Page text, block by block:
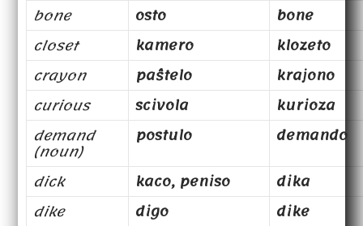
bone
osto
bone
closet
kamero
klozeto
crayon
paŝtelo
krajono
curious
scivola
kurioza
demand
(noun)
postulo
demando
dick
kaco, peniso
dika
dike
digo
dike